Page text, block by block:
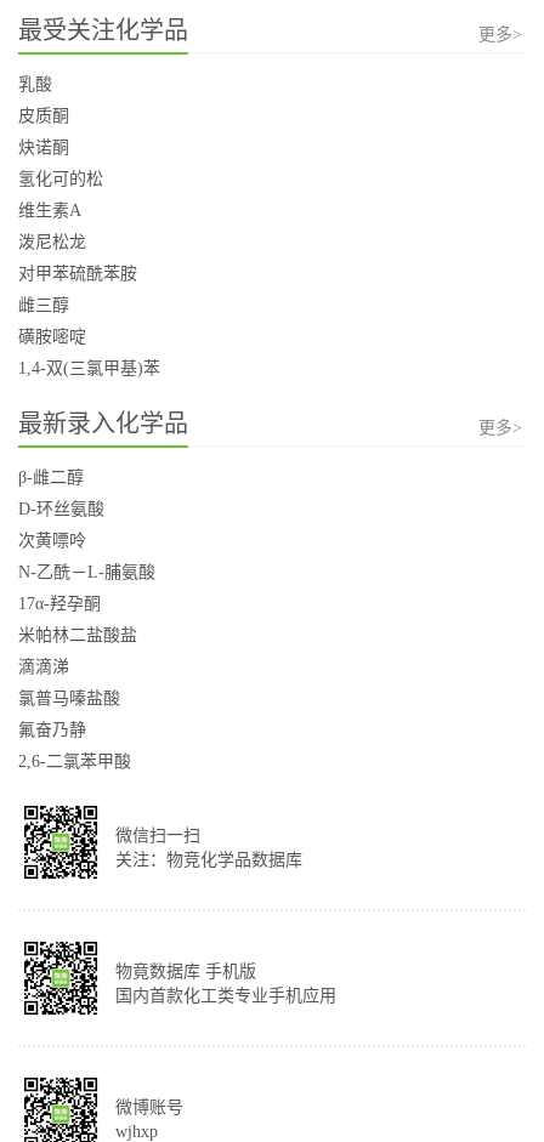
最受关注化学品 更多>
乳酸
皮质酮
炔诺酮
氢化可的松
维生素A
泼尼松龙
对甲苯硫酰苯胺
雌三醇
磺胺嘧啶
1,4-双(三氯甲基)苯
最新录入化学品 更多>
β-雌二醇
D-环丝氨酸
次黄嘌呤
N-乙酰－L-脯氨酸
17α-羟孕酮
米帕林二盐酸盐
滴滴涕
氯普马嗪盐酸
氟奋乃静
2,6-二氯苯甲酸
微信扫一扫
关注：物竞化学品数据库
物竟数据库 手机版
国内首款化工类专业手机应用
微博账号
wjhxp